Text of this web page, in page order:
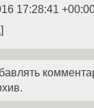
17:28:41